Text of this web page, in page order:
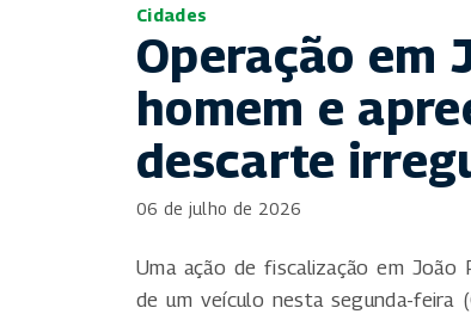
Cidades
Operação em
homem e
descarte
06 de julho de 2026
Uma ação de fiscalização em
de um veículo nesta segunda-feira